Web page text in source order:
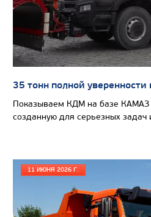
Цена по запросу
Производитель
Экологический класс
Грузоподъемность, кг
Вместимость кузова, м3
Колесная формула
35 тонн полной уверенности
Показываем КДМ на базе КАМАЗ
созданную для серьезных задач
11 ИЮНЯ 2026 Г.